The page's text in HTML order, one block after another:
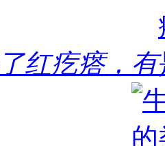
红疙瘩，有